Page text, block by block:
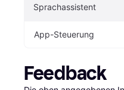
Sprachassistent
App-Steuerung
Feedback